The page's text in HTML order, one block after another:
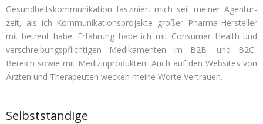
Gesund­heits­kom­mu­ni­ka­tion fas­zi­niert mich seit mei­ner Agen­tur­
zeit, als ich Kom­mu­ni­ka­ti­ons­pro­jekte gro­ßer Pharma-Her­stel­ler
mit betreut habe. Erfah­rung habe ich mit Con­su­mer Health und
ver­schrei­bungs­pflich­ti­gen Medi­ka­men­ten im B2B- und B2C-
Bereich sowie mit Medi­zin­pro­duk­ten. Auch auf den Web­sites von
Ärz­ten und The­ra­peu­ten wecken meine Worte Vertrauen.
Selbstständige